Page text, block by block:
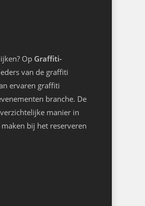
Op Graffiti-
van de graffiti
ervaren graffiti
branche. De
manier in
bij het reserveren